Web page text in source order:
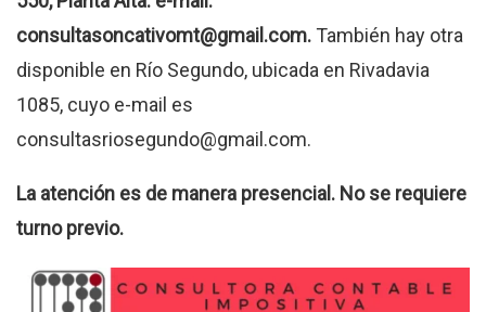
consultasoncativomt@gmail.com. También hay otra
disponible en Río Segundo, ubicada en Rivadavia
1085, cuyo e-mail es
consultasriosegundo@gmail.com.
La atención es de manera presencial. No se requiere
turno previo.